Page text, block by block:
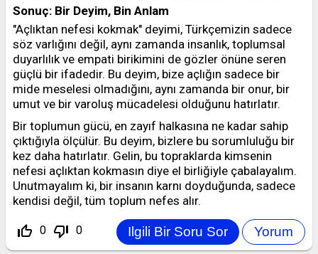
Sonuç: Bir Deyim, Bin Anlam
"Açlıktan nefesi kokmak" deyimi, Türkçemizin sadece
söz varlığını değil, aynı zamanda insanlık, toplumsal
duyarlılık ve empati birikimini de gözler önüne seren
güçlü bir ifadedir. Bu deyim, bize açlığın sadece bir
mide meselesi olmadığını, aynı zamanda bir onur, bir
umut ve bir varoluş mücadelesi olduğunu hatırlatır.
Bir toplumun gücü, en zayıf halkasına ne kadar sahip
çıktığıyla ölçülür. Bu deyim, bizlere bu sorumluluğu bir
kez daha hatırlatır. Gelin, bu topraklarda kimsenin
nefesi açlıktan kokmasın diye el birliğiyle çabalayalım.
Unutmayalım ki, bir insanın karnı doyduğunda, sadece
kendisi değil, tüm toplum nefes alır.
thumb_up_off_alt 0 thumb_down_off_alt 0